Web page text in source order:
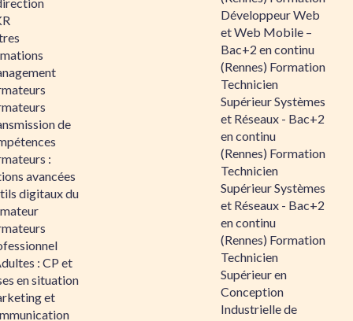
de
:
avancées
digitaux du
: CP et
en situation
et
Développeur Web
et Web Mobile –
Bac+2 en continu
(Rennes) Formation
Technicien
Supérieur Systèmes
et Réseaux - Bac+2
en continu
(Rennes) Formation
Technicien
Supérieur Systèmes
et Réseaux - Bac+2
en continu
(Rennes) Formation
Technicien
Supérieur en
Conception
Industrielle de